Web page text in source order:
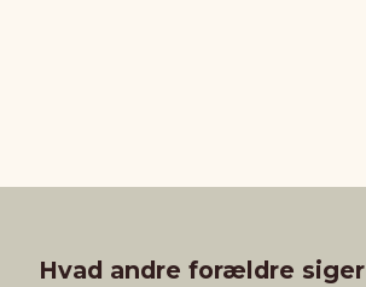
Hvad andre forældre siger